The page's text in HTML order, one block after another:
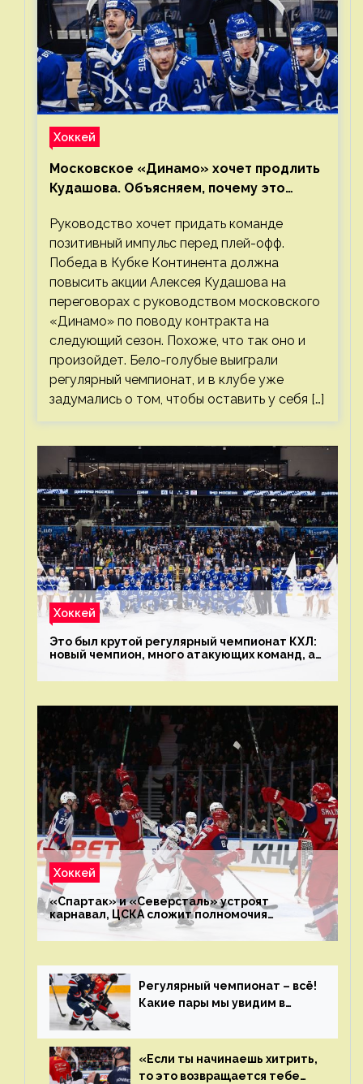
Хоккей
Московское «Динамо» хочет продлить
Кудашова. Объясняем, почему это
Руководство хочет придать команде
позитивный импульс перед плей-офф.
Победа в Кубке Континента должна
повысить акции Алексея Кудашова на
переговорах с руководством московского
«Динамо» по поводу контракта на
следующий сезон. Похоже, что так оно и
произойдет. Бело-голубые выиграли
регулярный чемпионат, и в клубе уже
задумались о том, чтобы оставить у себя […]
Хоккей
Это был крутой регулярный чемпионат КХЛ:
новый чемпион, много атакующих команд, а
Хоккей
«Спартак» и «Северсталь» устроят
карнавал, ЦСКА сложит полномочия
чемпиона. Превью первого раунда плей-офф
на Западе
Регулярный чемпионат – всё!
Какие пары мы увидим в
«Если ты начинаешь хитрить,
то это возвращается тебе